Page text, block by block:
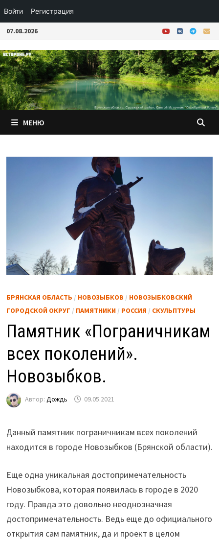
Войти Регистрация
Перейти
содержимому
07.08.2026
МЕНЮ
БРЯНСКАЯ ОБЛАСТЬ / НОВОЗЫБКОВ / НОВОЗЫБКОВСКИЙ
ГОРОДСКОЙ ОКРУГ / ПАМЯТНИКИ/ РОССИЯ / СКУЛЬПТУРЫ
Памятник «Пограничникам
всех поколений».
Новозыбков.
Автор: Дождь 09.05.2021
Данный памятник пограничникам всех поколений
находится в городе Новозыбков (Брянской области).
Еще одна уникальная достопримечательность
Новозыбкова, которая появилась в городе в 2020
году. Правда это довольно неоднозначная
достопримечательность. Ведь еще до официального
открытия сам памятник, да и проект в целом